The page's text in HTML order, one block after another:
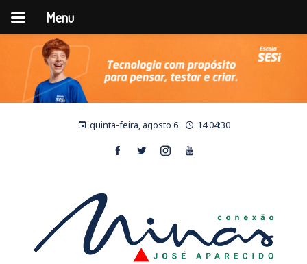
quinta-feira, agosto 6 14:04:31
Menu